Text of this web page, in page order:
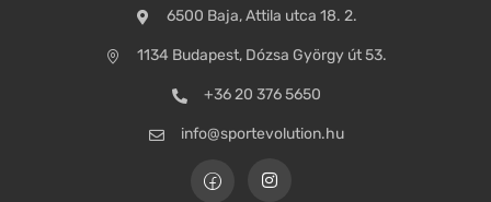
6500 Baja, Attila utca 18. 2.
1134 Budapest, Dózsa György út 53.
+36 20 376 5650
info@sportevolution.hu